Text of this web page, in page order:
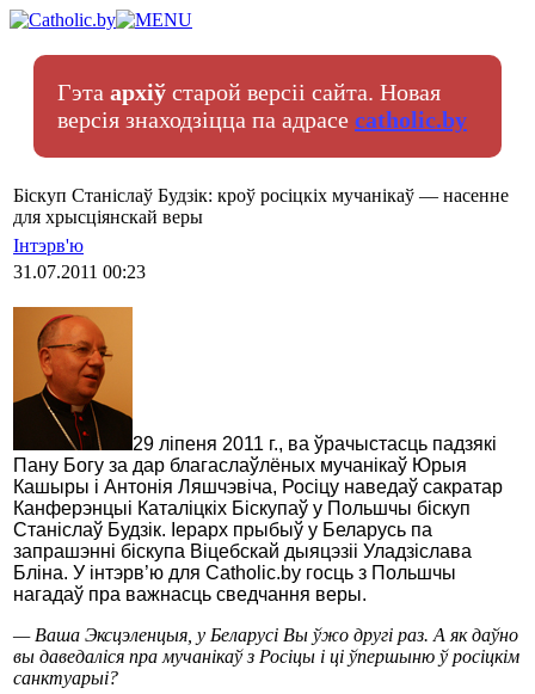
Гэта архіў старой версіі сайта. Новая
версія знаходзіцца па адрасе catholic.by
Біскуп Станіслаў Будзік: кроў росіцкіх мучанікаў — насенне
для хрысціянскай веры
Інтэрв'ю
31.07.2011 00:23
29 ліпеня 2011 г., ва ўрачыстасць падзякі
Пану Богу за дар благаслаўлёных мучанікаў Юрыя
Кашыры і Антонія Ляшчэвіча, Росіцу наведаў сакратар
Канферэнцыі Каталіцкіх Біскупаў у Польшчы біскуп
Станіслаў Будзік. Іерарх прыбыў у Беларусь па
запрашэнні біскупа Віцебскай дыяцэзіі Уладзіслава
Бліна. У інтэрв’ю для Сatholic.by госць з Польшчы
нагадаў пра важнасць сведчання веры.
— Ваша Эксцэленцыя, у Беларусі Вы ўжо другі раз. А як даўно
вы даведаліся пра мучанікаў з Росіцы і ці ўпершыню ў росіцкім
санктуарыі?